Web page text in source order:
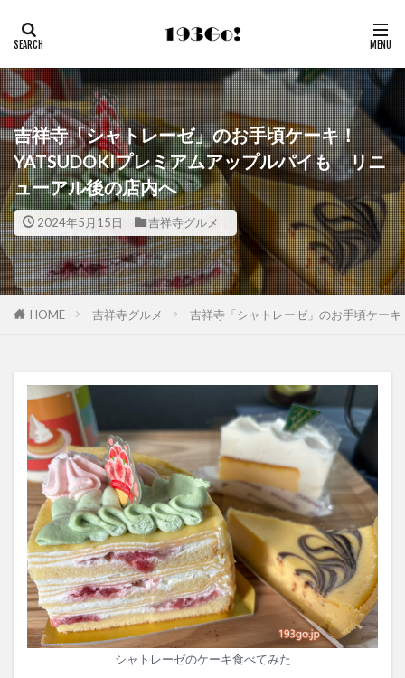
吉祥寺「シャトレーゼ」のお手頃ケーキ！
YATSUDOKIプレミアムアップルパイも リニ
ューアル後の店内へ
2024年5月15日 吉祥寺グルメ
HOME 吉祥寺グルメ 吉祥寺「シャトレーゼ」のお手頃ケー
シャトレーゼのケーキ食べてみた